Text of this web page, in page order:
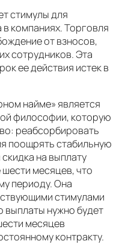
стимулы для
компаниях. Торговля
от взносов,
сотрудников. Эта
ее действия истек в
найме» является
философии, которую
реабсорбировать
поощрять стабильную
на выплату
шести месяцев, что
периоду. Она
стимулами
нужно будет
месяцев
контракту.